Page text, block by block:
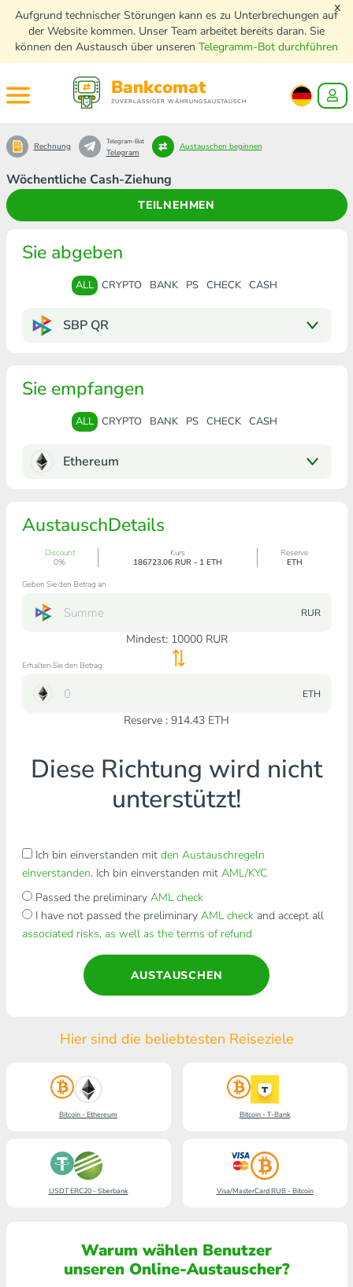
Aufgrund technischer Störungen kann es zu Unterbrechungen auf
der Website kommen. Unser Team arbeitet bereits daran. Sie
können den Austausch über unseren Telegramm-Bot durchführen
x
Bankcomat
ZUVERLÄSSIGER WÄHRUNGSAUSTAUSCH
Wöchentliche Cash-Ziehung
TEILNEHMEN
Rechnung Telegram-Bot
Telegram
Austauschen beginnen
Sie abgeben
ALL CRYPTO BANK PS CHECK CASH
SBP QR
Sie empfangen
ALL CRYPTO BANK PS CHECK CASH
Ethereum
AustauschDetails
Discount
0%
Kurs
186723.06 RUR - 1 ETH
Reserve
ETH
Geben Sie den Betrag an
RUR
Mindest: 10000RUR
Erhalten Sie den Betrag
ETH
Reserve : 914.43 ETH
Diese Richtung wird nicht
unterstützt!
Ich bin einverstanden mit den Austauschregeln
einverstanden. Ich bin einverstanden mit AML/KYC
Passed the preliminary AML check
I have not passed the preliminary AML checkand accept all
associated risks, as well as the terms of refund
AUSTAUSCHEN
Hier sind die beliebtesten Reiseziele
Bitcoin - Ethereum Bitcoin - T-Bank
USDT ERC20 - Sberbank Visa/MasterCard RUB - Bitcoin
Warum wählen Benutzer
unseren Online-Austauscher?